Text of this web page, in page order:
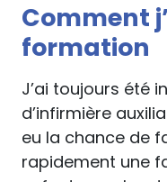
Comment
formation
J’ai toujours été
d’infirmière
eu la chance de
rapidement une